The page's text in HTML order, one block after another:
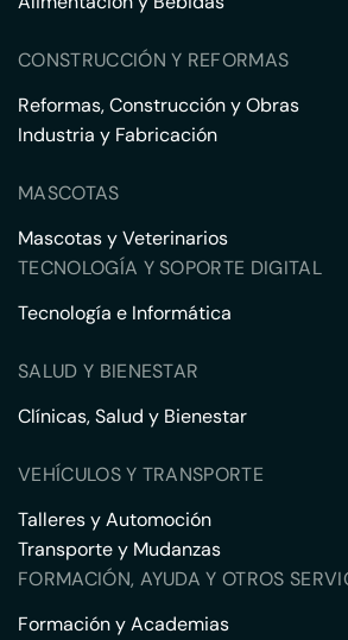
CONSTRUCCIÓN Y REFORMAS
Reformas, Construcción y Obras
Industria y Fabricación
MASCOTAS
Mascotas y Veterinarios
TECNOLOGÍA Y SOPORTE DIGITAL
Tecnología e Informática
SALUD Y BIENESTAR
Clínicas, Salud y Bienestar
VEHÍCULOS Y TRANSPORTE
Talleres y Automoción
Transporte y Mudanzas
FORMACIÓN, AYUDA Y OTROS
Formación y Academias